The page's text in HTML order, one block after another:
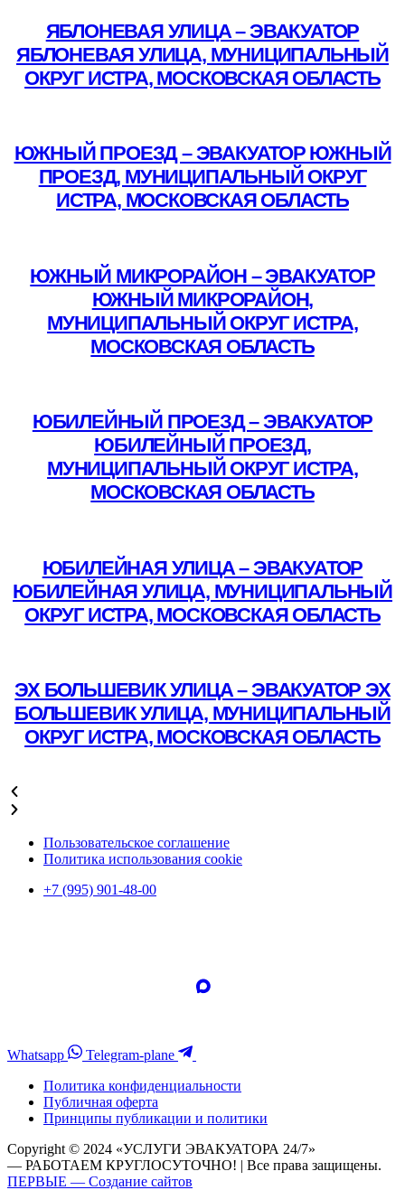
ЯБЛОНЕВАЯ УЛИЦА – ЭВАКУАТОР
ЯБЛОНЕВАЯ УЛИЦА, МУНИЦИПАЛЬНЫЙ
ОКРУГ ИСТРА, МОСКОВСКАЯ ОБЛАСТЬ
ЮЖНЫЙ ПРОЕЗД – ЭВАКУАТОР ЮЖНЫЙ
ПРОЕЗД, МУНИЦИПАЛЬНЫЙ ОКРУГ
ИСТРА, МОСКОВСКАЯ ОБЛАСТЬ
ЮЖНЫЙ МИКРОРАЙОН – ЭВАКУАТОР
ЮЖНЫЙ МИКРОРАЙОН,
МУНИЦИПАЛЬНЫЙ ОКРУГ ИСТРА,
МОСКОВСКАЯ ОБЛАСТЬ
ЮБИЛЕЙНЫЙ ПРОЕЗД – ЭВАКУАТОР
ЮБИЛЕЙНЫЙ ПРОЕЗД,
МУНИЦИПАЛЬНЫЙ ОКРУГ ИСТРА,
МОСКОВСКАЯ ОБЛАСТЬ
ЮБИЛЕЙНАЯ УЛИЦА – ЭВАКУАТОР
ЮБИЛЕЙНАЯ УЛИЦА, МУНИЦИПАЛЬНЫЙ
ОКРУГ ИСТРА, МОСКОВСКАЯ ОБЛАСТЬ
ЭХ БОЛЬШЕВИК УЛИЦА – ЭВАКУАТОР ЭХ
БОЛЬШЕВИК УЛИЦА, МУНИЦИПАЛЬНЫЙ
ОКРУГ ИСТРА, МОСКОВСКАЯ ОБЛАСТЬ
Пользовательское соглашение
Политика использования cookie
+7 (995) 901-48-00
Whatsapp
Telegram-plane
Политика конфиденциальности
Публичная оферта
Принципы публикации и политики
Copyright © 2024 «УСЛУГИ ЭВАКУАТОРА 24/7»
— РАБОТАЕМ КРУГЛОСУТОЧНО! | Все права защищены.
ПЕРВЫЕ — Создание сайтов